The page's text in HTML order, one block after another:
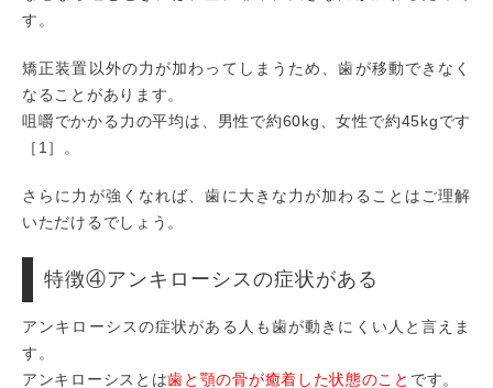
す。
矯正装置以外の力が加わってしまうため、歯が移動できなく
なることがあります。
咀嚼でかかる力の平均は、男性で約60kg、女性で約45kgです
［1］。
さらに力が強くなれば、歯に大きな力が加わることはご理解
いただけるでしょう。
特徴④アンキローシスの症状がある
アンキローシスの症状がある人も歯が動きにくい人と言えま
す。
アンキローシスとは歯と顎の骨が癒着した状態のこと です。